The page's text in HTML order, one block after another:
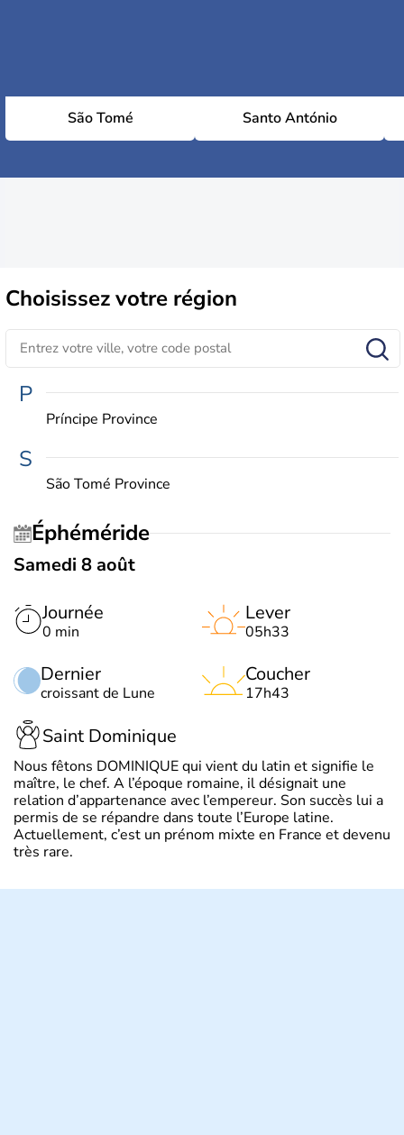
São Tomé Santo António
Choisissezvotre région
P
Príncipe Province
S
São Tomé Province
Éphéméride
Samedi 8 août
Journée
0 min
Dernier
croissant de Lune
Lever
05h33
Coucher
17h43
Saint Dominique
Nous fêtons DOMINIQUE qui vient du latin et signifie le
maître, le chef. A l’époque romaine, il désignait une
relation d’appartenance avec l’empereur. Son succès lui a
permis de se répandre dans toute l’Europe latine.
Actuellement, c’est un prénom mixte en France et devenu
très rare.